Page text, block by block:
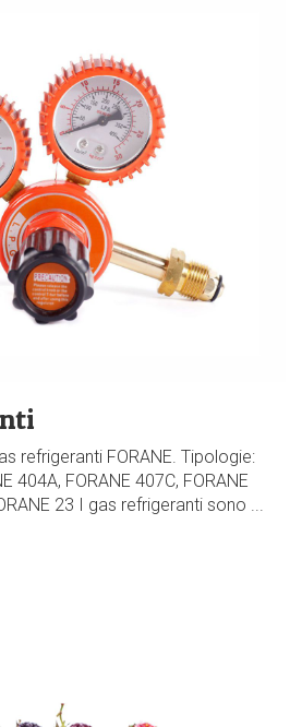
refrigeranti FORANE. Tipologie:
404A, FORANE 407C, FORANE
23 I gas refrigeranti sono ...